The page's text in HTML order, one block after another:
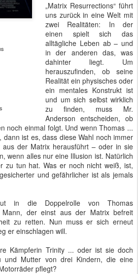
„Matrix Resurrections“ führt
uns zurück in eine Welt mit
zwei Realitäten: In der
einen spielt sich das
alltägliche Leben ab – und
in der anderen das, was
dahinter liegt. Um
herauszufinden, ob seine
Realität ein physisches oder
ein mentales Konstrukt ist
und um sich selbst wirklich
zu finden, muss Mr.
Anderson entscheiden, ob
noch einmal folgt. Und wenn Thomas ...
dann ist es, dass diese Wahl noch immer
der Matrix herausführt – oder in sie
wenn alles nur eine Illusion ist. Natürlich
zu tun hat. Was er noch nicht weiß, ist,
und gefährlicher ist als jemals
in die Doppelrolle von Thomas
Mann, der einst aus der Matrix befreit
zu retten. Nun muss er sich erneut
er einschlagen will.
Kämpferin Trinity ... oder ist sie doch
und Mutter von drei Kindern, die eine
pflegt?